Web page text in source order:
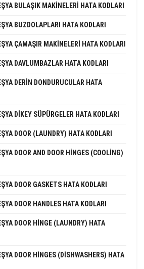
BULAŞIK MAKINELERI HATA KODLARI
BUZDOLAPLARI HATA KODLARI
ÇAMAŞIR MAKINELERI HATA KODLARI
DAVLUMBAZLAR HATA KODLARI
DERIN DONDURUCULAR HATA
DIKEY SÜPÜRGELER HATA KODLARI
DOOR (LAUNDRY) HATA KODLARI
DOOR AND DOOR HINGES (COOLING)
DOOR GASKETS HATA KODLARI
DOOR HANDLES HATA KODLARI
DOOR HINGE (LAUNDRY) HATA
DOOR HINGES (DISHWASHERS) HATA